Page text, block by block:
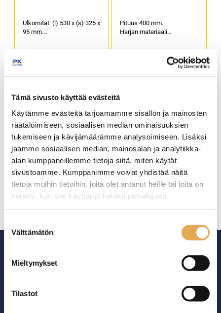
Tämä sivusto käyttää evästeitä
Käytämme evästeitä tarjoamamme sisällön ja mainosten
räätälöimiseen, sosiaalisen median ominaisuuksien
tukemiseen ja kävijämäärämme analysoimiseen. Lisäksi
jaamme sosiaalisen median, mainosalan ja analytiikka-
alan kumppaneillemme tietoja siitä, miten käytät
sivustoamme. Kumppanimme voivat yhdistää näitä
tietoja muihin tietoihin, joita olet antanut heille tai joita on
kerätty, kun olet käyttänyt heidän palvelujaan.
valinta
Välttämätön
Mieltymykset
Tilastot
Ulkomitat: (l) 530 x (s) 325 x
95 mm.
Pituus 400 mm.
Harjan materiaali
Välinekori, 8 lokeroa
Ulkomitat (l) 430 x (s) 210 x
(k) 155 mm.
Yhden lokeron koko (l) 87 x
(s) 87 x (k) 110 mm.
Materiaali polypropyleeni.
Välinesuppilo rst, 1-
osainen
Suppilon koko (halk.) 100 x
(k) 135 mm.
Materiaaliruostumaton
teräs.
Tuotekoodi 4298.
Ammattikeittiöiden asialla.